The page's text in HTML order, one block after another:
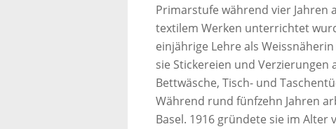
Primarstufe während vier Jahren
textilem Werken unterrichtet
einjährige Lehre als
sie Stickereien und Verzierungen
Bettwäsche, Tisch- und
Während rund fünfzehn Jahren
Basel. 1916 gründete sie im Alter